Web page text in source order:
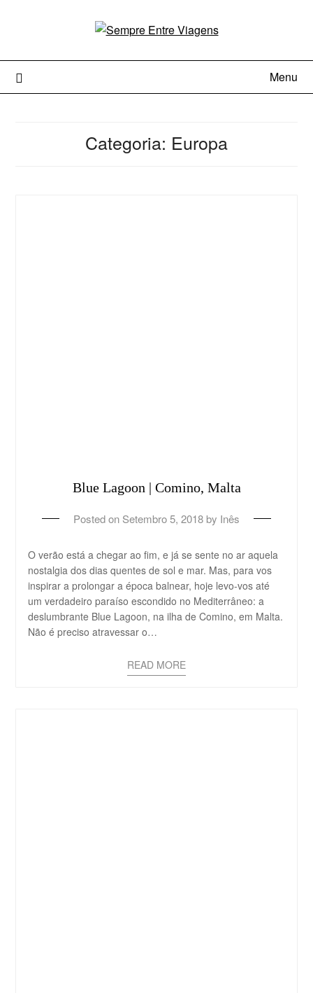
Menu
Categoria: Europa
Blue Lagoon | Comino, Malta
Posted on Setembro 5, 2018 by Inês
O verão está a chegar ao fim, e já se sente no ar aquela
nostalgia dos dias quentes de sol e mar. Mas, para vos
inspirar a prolongar a época balnear, hoje levo-vos até
um verdadeiro paraíso escondido no Mediterrâneo: a
deslumbrante Blue Lagoon, na ilha de Comino, em Malta.
Não é preciso atravessar o…
READ MORE